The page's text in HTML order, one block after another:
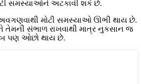
સમસ્યાઓને અટકાવી શકે છે.
મોટી સમસ્યાઓ ઊભી થાય છે.
સંભાળ રાખવાથી માત્ર નુકસાન જ
પણ ઓછો થાય છે.